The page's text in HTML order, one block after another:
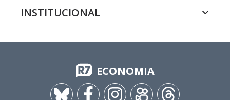
INSTITUCIONAL
ECONOMIA